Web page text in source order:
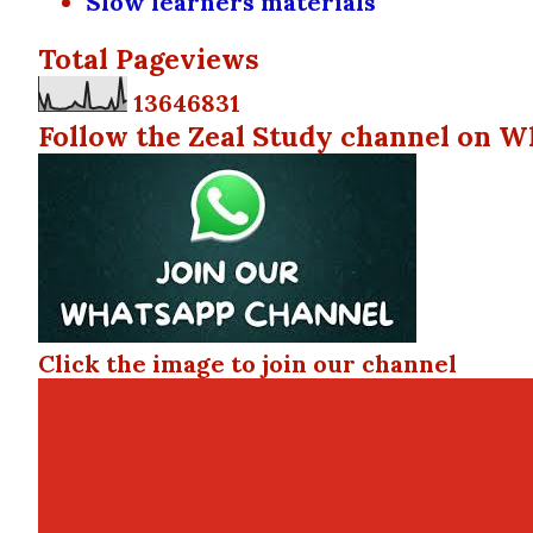
Total Pageviews
13646831
Follow the Zeal Study channel on
Click the image to join our channel